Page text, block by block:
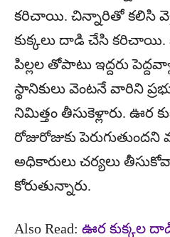
కరిచాయి. చిన్నారితో కలిసి
కుక్కలు దాడి చేసి కరిచాయి.
పిల్లల తోపాటు ఇద్దరు
స్థానికులు వెంటనే వారిని
నిమిత్తం తీసుకెళ్లారు. ఊర
రోజురోజుకు
అధికారులు చర్యలు
కోరుతున్నారు.
Also Read: ఊర కుక్కల